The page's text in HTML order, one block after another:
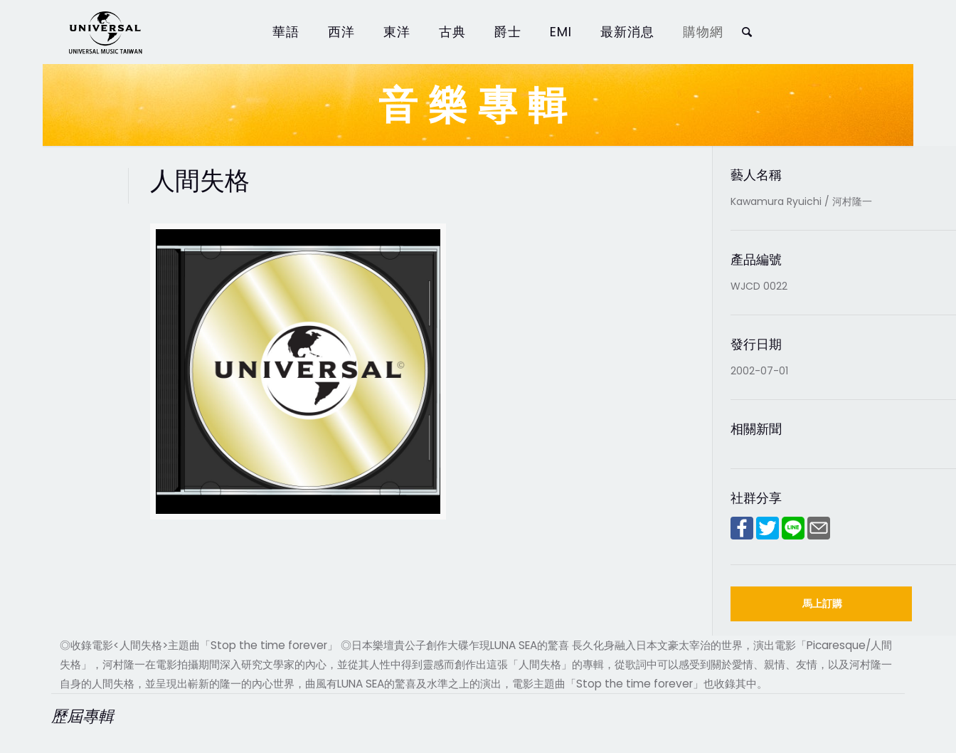
華語 西洋 東洋 古典 爵士 EMI 最新消息 購物網
音樂專輯
人間失格 藝人名稱
Kawamura Ryuichi / 河村隆一
產品編號
WJCD 0022
發行日期
2002-07-01
相關新聞
社群分享
馬上訂購
◎收錄電影<人間失格>主題曲「Stop the time forever」 ◎日本樂壇貴公子創作大碟乍現LUNA SEA的驚喜 長久化身融入日本文豪太宰治的世界，演出電影「Picaresque/人間
失格」，河村隆一在電影拍攝期間深入研究文學家的內心，並從其人性中得到靈感而創作出這張「人間失格」的專輯，從歌詞中可以感受到關於愛情、親情、友情，以及河村隆一
自身的人間失格，並呈現出嶄新的隆一的內心世界，曲風有LUNA SEA的驚喜及水準之上的演出，電影主題曲「Stop the time forever」也收錄其中。
歷屆專輯